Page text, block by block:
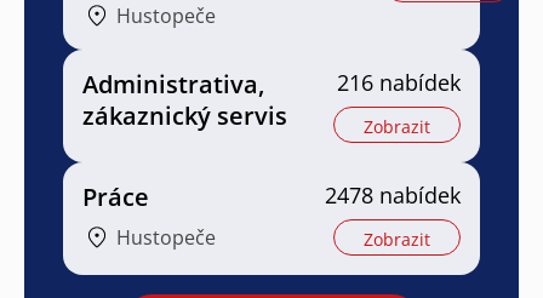
Hustopeče
Administrativa,
zákaznický servis
216 nabídek
Zobrazit
Práce
Hustopeče
2478 nabídek
Zobrazit